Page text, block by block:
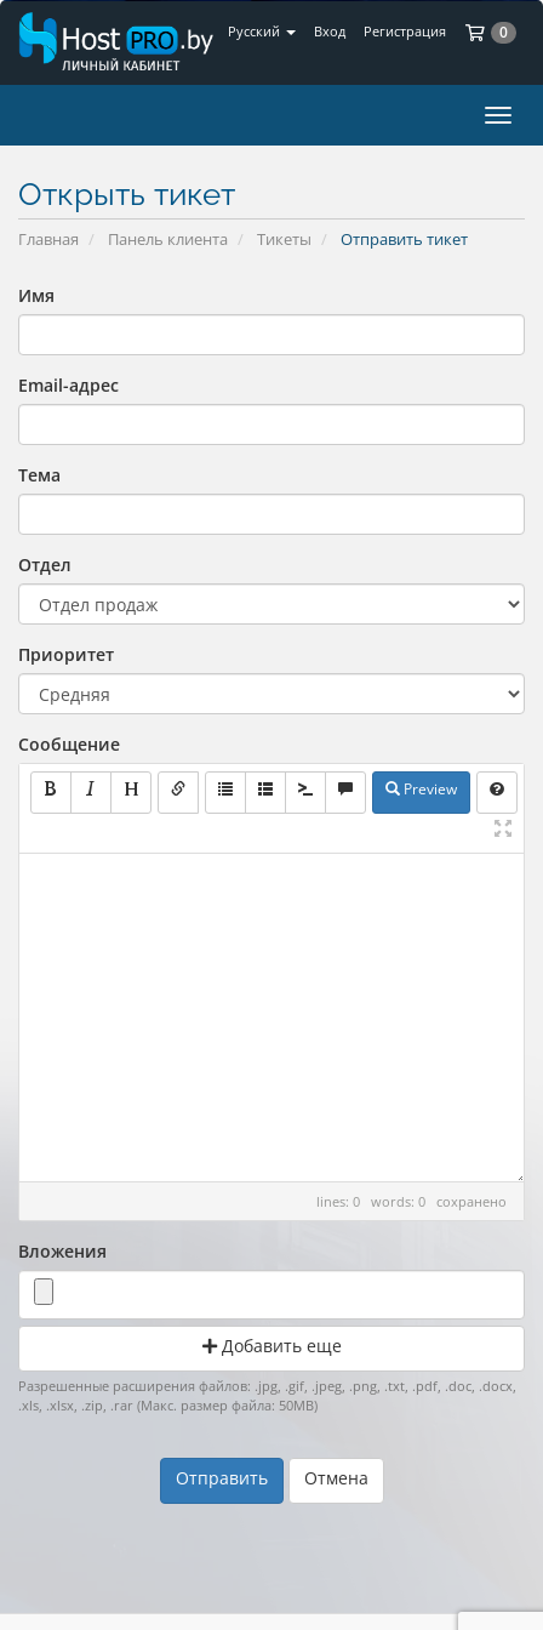
Русский Вход Регистрация 0
Открыть тикет
Главная Панель клиента Тикеты Отправить тикет
Имя
Email-адрес
Тема
Отдел
Приоритет
Сообщение
Preview
lines: 0 words: 0 сохранено
Вложения
Добавить еще
Разрешенные расширения файлов: .jpg, .gif, .jpeg, .png, .txt, .pdf, .doc, .docx,
.xls, .xlsx, .zip, .rar (Макс. размер файла: 50MB)
Отмена